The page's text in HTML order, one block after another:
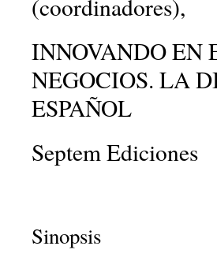
(coordinadores),
INNOVANDO EN
NEGOCIOS. LA
ESPAÑOL
Septem Ediciones
Sinopsis